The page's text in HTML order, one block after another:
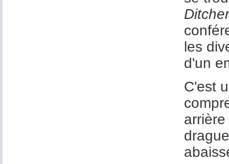
les
d'un
C'est